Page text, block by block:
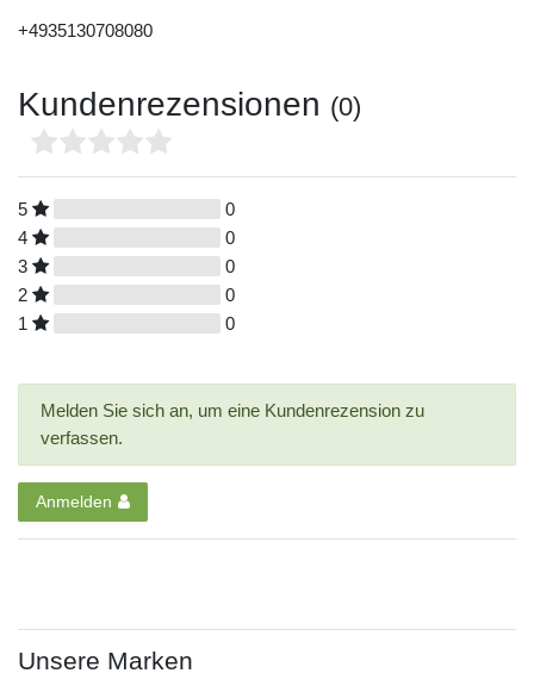
+4935130708080
Kundenrezensionen (0)
5
0
4
0
3
0
2
0
1
0
Melden Sie sich an, um eine Kundenrezension zu
verfassen.
Anmelden
Unsere Marken